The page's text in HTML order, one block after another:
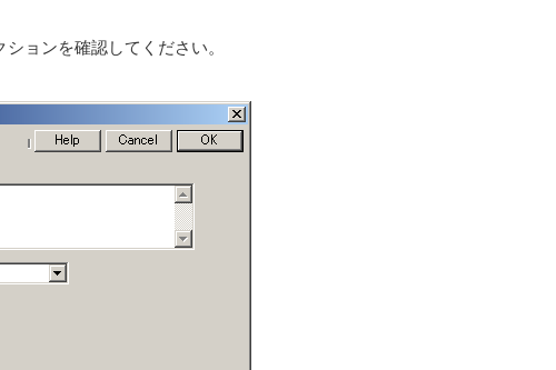
ョンを確認してください。